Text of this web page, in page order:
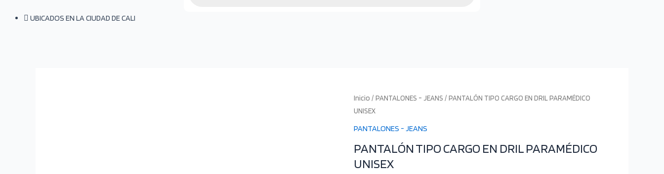
UBICADOS EN LA CIUDAD DE CALI
Inicio /PANTALONES - JEANS / PANTALÓN TIPO CARGO EN DRIL PARAMÉDICO
UNISEX
PANTALONES - JEANS
PANTALÓN TIPO CARGO EN DRIL PARAMÉDICO
UNISEX